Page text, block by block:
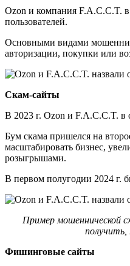
Ozon и компания F.A.С.С.T. в
пользователей.
Основными видами
авторизации, покупки или
Скам-сайты
В 2023 г. Ozon и F.A.С.С.T. в
Бум скама пришелся на
масштабировать бизнес,
розыгрышами.
В первом полугодии 2024 г.
Пример мошеннической
получить,
Фишинговые сайты